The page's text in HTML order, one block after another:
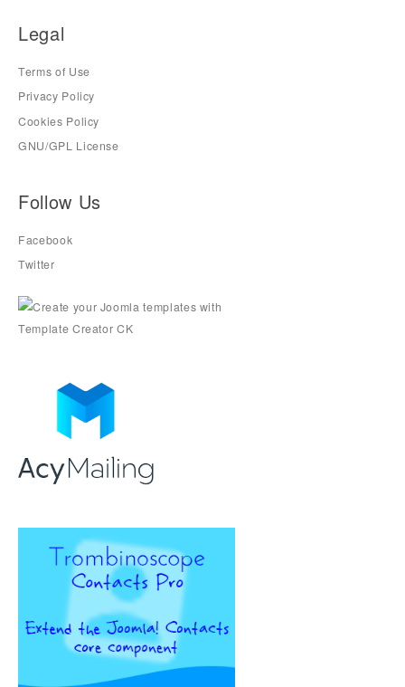
Legal
Terms of Use
Privacy Policy
Cookies Policy
GNU/GPL License
Follow Us
Facebook
Twitter